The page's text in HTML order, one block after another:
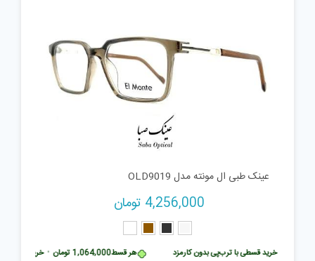
هر قسط1,064,000 تومان • خرید قسطی با خرید قسطی با ترب‌پی بدون کارمزد
عینک طبی ال مونته مدل OLD9019
4,256,000 تومان